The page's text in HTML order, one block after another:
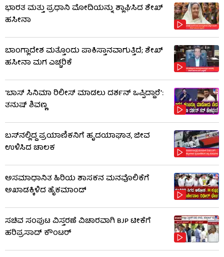
ಭಾರತ ಮತ್ತು ಪ್ರಧಾನಿ ಮೋದಿಯನ್ನು ಶ್ಲಾಘಿಸಿದ ಶೇಖ್
ಹಸೀನಾ
ಬಾಂಗ್ಲಾದೇಶ ಮತ್ತೊಂದು ಪಾಕಿಸ್ತಾನವಾಗುತ್ತಿದೆ; ಶೇಖ್
ಹಸೀನಾ ಮಗ ಎಚ್ಚರಿಕೆ
‘ಬಾಸ್ ಸಿನಿಮಾ ರಿಲೀಸ್ ಮಾಡಲು ದರ್ಶನ್ ಒಪ್ಪಿದ್ದಾರೆ’:
ತನುಷ್ ಶಿವಣ್ಣ
ಬಸ್‌ನಲ್ಲಿದ್ದ ಪ್ರಯಾಣಿಕನಿಗೆ ಹೃದಯಾಘಾತ, ಜೀವ
ಉಳಿಸಿದ ಚಾಲಕ
ಅಸಮಾಧಾನಿತ ಹಿರಿಯ ಶಾಸಕನ ಮನವೊಲಿಕೆಗೆ
ಅಖಾಡಕ್ಕಿಳಿದ ಹೈಕಮಾಂಡ್
ಸಚಿವ ಸಂಪುಟ ವಿಸ್ತರಣೆ ವಿಚಾರವಾಗಿ BJP ಟೀಕೆಗೆ
ಹರಿಪ್ರಸಾದ್ ಕೌಂಟರ್​​